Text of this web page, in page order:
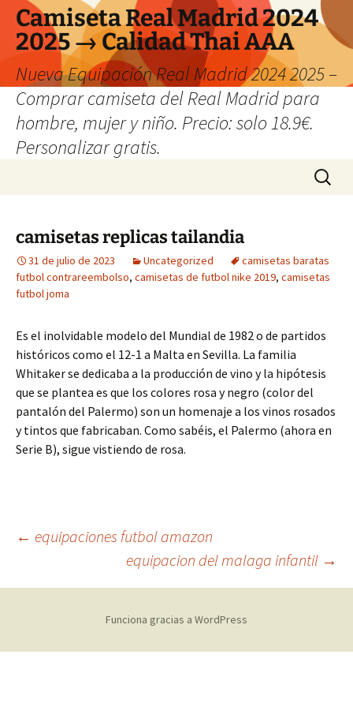
Camiseta Real Madrid 2024
2025 → Calidad Thai AAA
Nueva Equipación Real Madrid 2024 2025 –
Comprar camiseta del Real Madrid para
hombre, mujer y niño. Precio: solo 18.9€.
Personalizar gratis.
Buscar:
camisetas replicas tailandia
31 de julio de 2023 Uncategorized
camisetas baratas
futbol contrareembolso, camisetas de futbol nike 2019, camisetas
futbol joma
Es el inolvidable modelo del Mundial de 1982 o de partidos
históricos como el 12-1 a Malta en Sevilla. La familia
Whitaker se dedicaba a la producción de vino y la hipótesis
que se plantea es que los colores rosa y negro (color del
pantalón del Palermo) son un homenaje a los vinos rosados
y tintos que fabricaban. Como sabéis, el Palermo (ahora en
Serie B), sigue vistiendo de rosa.
Navegación
de
entradas
← equipaciones futbol amazon
equipacion del malaga infantil →
Funciona gracias a WordPress